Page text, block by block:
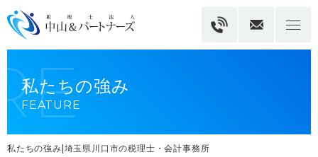
私たちの強み|埼玉県川口市の税理士・会計事務所
私たちの強み
FEATURE